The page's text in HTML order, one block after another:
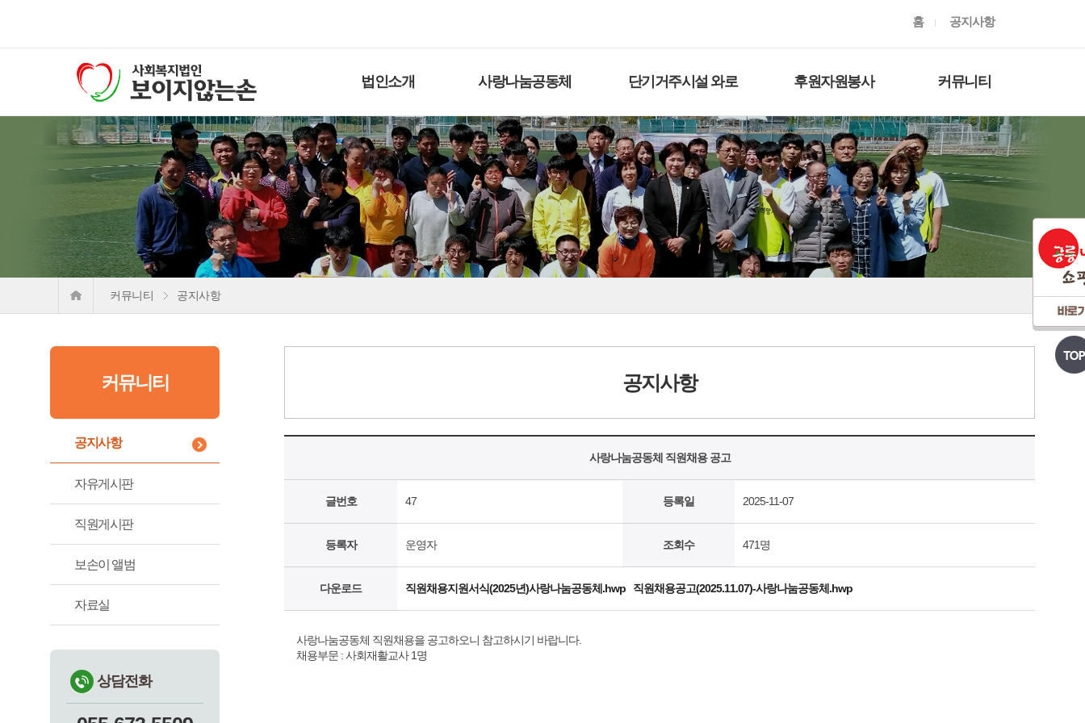
홈 공지사항
법인소개 사랑나눔공동체 단기거주시설 와로 후원자원봉사 커뮤니티
커뮤니티 공지사항
커뮤니티
공지사항
자유게시판
직원게시판
보손이 앨범
자료실
상담전화
공지사항
사랑나눔공동체 직원채용 공고
글번호 47 등록일 2025-11-07
등록자 운영자 조회수 471명
다운로드 직원채용지원서식(2025년)사랑나눔공동체.hwp 직원채용공고(2025.11.07)-사랑나눔공동체.hwp
사랑나눔공동체 직원채용을 공고하오니 참고하시기 바랍니다.
채용부문 : 사회재활교사 1명